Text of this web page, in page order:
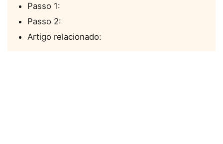
Passo 1:
Passo 2:
Artigo relacionado: